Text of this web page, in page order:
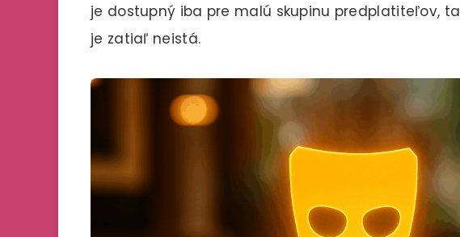
je dostupný iba pre malú skupinu predplatiteľov,
je zatiaľ neistá.